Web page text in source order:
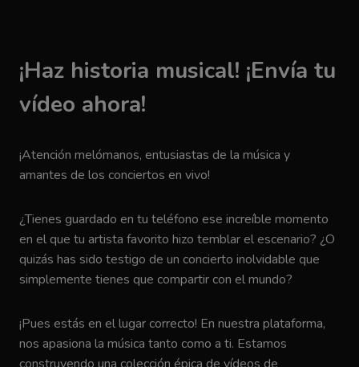
¡Haz historia musical! ¡Envía tu
vídeo ahora!
¡Atención melómanos, entusiastas de la música y
amantes de los conciertos en vivo!
¿Tienes guardado en tu teléfono ese increíble momento
en el que tu artista favorito hizo temblar el escenario? ¿O
quizás has sido testigo de un concierto inolvidable que
simplemente tienes que compartir con el mundo?
¡Pues estás en el lugar correcto! En nuestra plataforma,
nos apasiona la música tanto como a ti. Estamos